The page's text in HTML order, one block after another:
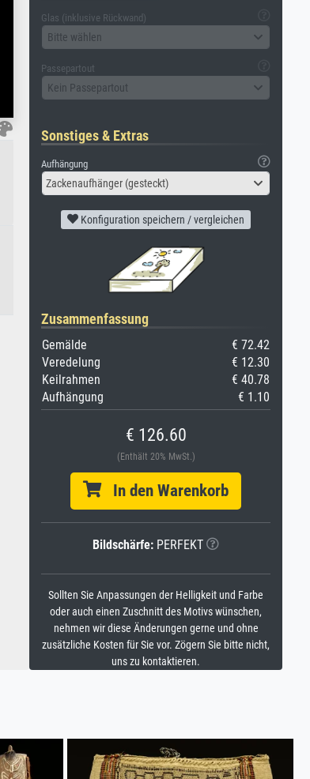
Glas (inklusive Rückwand)
Bitte wählen
Passepartout
Kein Passepartout
Sonstiges & Extras
Aufhängung
Zackenaufhänger (gesteckt)
Konfiguration speichern / vergleichen
Zusammenfassung
Gemälde
€ 72.42
Veredelung
€ 12.30
Keilrahmen
€ 40.78
Aufhängung
€ 1.10
€ 126.60
(Enthält 20% MwSt.)
In den Warenkorb
Bildschärfe: PERFEKT
Sollten Sie Anpassungen der Helligkeit und Farbe
oder auch einen Zuschnitt des Motivs wünschen,
nehmen wir diese Änderungen gerne und ohne
zusätzliche Kosten für Sie vor. Zögern Sie bitte nicht,
uns zu kontaktieren.